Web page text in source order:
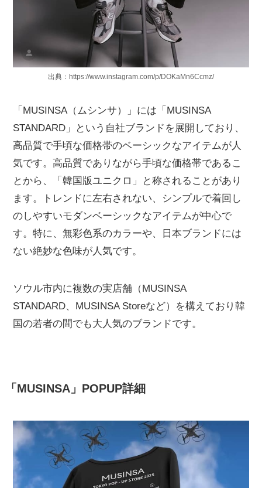
出典：https://www.instagram.com/p/DOKaMn6Ccmz/
「MUSINSA（ムシンサ）」には「MUSINSA
STANDARD」という自社ブランドを展開しており、
高品質で手頃な価格帯のベーシックなアイテムが人
気です。高品質でありながら手頃な価格帯であるこ
とから、「韓国版ユニクロ」と称されることがあり
ます。トレンドに左右されない、シンプルで着回し
のしやすいモダンベーシックなアイテムが中心で
す。特に、無彩色系のカラーや、日本ブランドには
ない絶妙な色味が人気です。
ソウル市内に複数の実店舗（MUSINSA
STANDARD、MUSINSA Storeなど）を構えており韓
国の若者の間でも大人気のブランドです。
「MUSINSA」POPUP詳細